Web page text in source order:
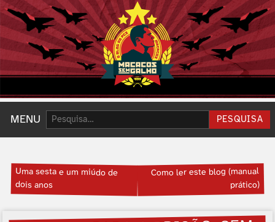
MENU Pesquisar: PESQUISA
Uma sesta e um miúdo de
dois anos
Como ler este blog (manual
prático)